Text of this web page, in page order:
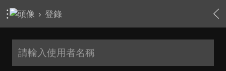
› 登錄